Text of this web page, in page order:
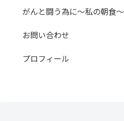
がんと闘う為に～私の朝食～
お問い合わせ
プロフィール